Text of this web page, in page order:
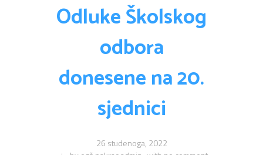
Odluke Školskog
odbora
donesene na 20.
sjednici
26 studenoga, 2022